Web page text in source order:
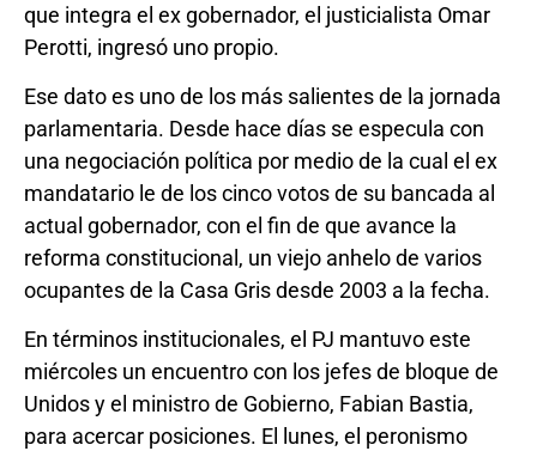
que integra el ex gobernador, el justicialista Omar
Perotti, ingresó uno propio.
Ese dato es uno de los más salientes de la jornada
parlamentaria. Desde hace días se especula con
una negociación política por medio de la cual el ex
mandatario le de los cinco votos de su bancada al
actual gobernador, con el fin de que avance la
reforma constitucional, un viejo anhelo de varios
ocupantes de la Casa Gris desde 2003 a la fecha.
En términos institucionales, el PJ mantuvo este
miércoles un encuentro con los jefes de bloque de
Unidos y el ministro de Gobierno, Fabian Bastia,
para acercar posiciones. El lunes, el peronismo